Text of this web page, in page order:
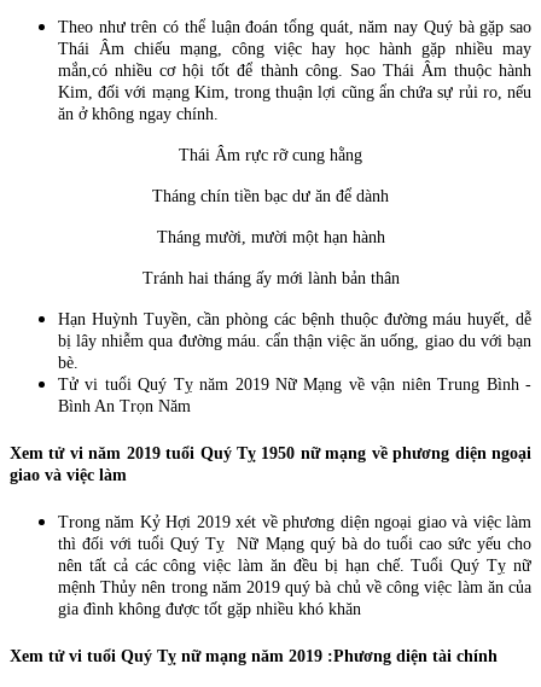
Theo như trên có thể luận đoán tổng quát, năm nay Quý bà gặp sao
Thái Âm chiếu mạng, công việc hay học hành gặp nhiều may
mắn,có nhiều cơ hội tốt để thành công. Sao Thái Âm thuộc hành
Kim, đối với mạng Kim, trong thuận lợi cũng ẩn chứa sự rủi ro, nếu
ăn ở không ngay chính.
Thái Âm rực rỡ cung hằng
Tháng chín tiền bạc dư ăn để dành
Tháng mười, mười một hạn hành
Tránh hai tháng ấy mới lành bản thân
Hạn Huỳnh Tuyền, cần phòng các bệnh thuộc đường máu huyết, dễ
bị lây nhiễm qua đường máu. cẩn thận việc ăn uống, giao du với bạn
bè.
Tử vi tuổi Quý Tỵ năm 2019 Nữ Mạng về vận niên Trung Bình -
Bình An Trọn Năm
Xem tử vi năm 2019 tuổi Quý Tỵ 1950 nữ mạng về phương diện ngoại
giao và việc làm
Trong năm Kỷ Hợi 2019 xét về phương diện ngoại giao và việc làm
thì đối với tuổi Quý Tỵ Nữ Mạng quý bà do tuổi cao sức yếu cho
nên tất cả các công việc làm ăn đều bị hạn chế. Tuổi Quý Tỵ nữ
mệnh Thủy nên trong năm 2019 quý bà chủ về công việc làm ăn của
gia đình không được tốt gặp nhiều khó khăn
Xem tử vi tuổi Quý Tỵ nữ mạng năm 2019 :Phương diện tài chính